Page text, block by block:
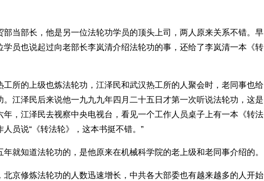
部当部长，他是另一位法轮功学员的顶头上司，两人原来关系不错。早
学员也说起过向老部长李岚清介绍法轮功的事，还给了李岚清一本《转
工所的上级也炼法轮功，江泽民和武汉热工所的人聚会时，老同事也给
。江泽民后来说他一九九九年四月二十五日才第一次听说法轮功，这是
年，江泽民去视察中央电视台，看见一个工作人员桌子上有一本《转法
员说“《转法轮》，这本书挺不错。”
年就知道法轮功的，是他原来在机械科学院的老上级和老同事介绍的。
北京修炼法轮功的人数迅速增长，中共各大部委也有越来越多的人开始